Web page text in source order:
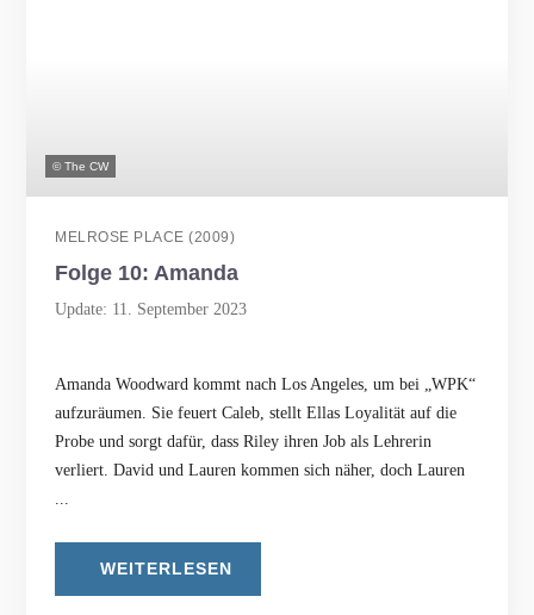
© The CW
MELROSE PLACE (2009)
Folge 10: Amanda
Update: 11. September 2023
Amanda Woodward kommt nach Los Angeles, um bei „WPK“
aufzuräumen. Sie feuert Caleb, stellt Ellas Loyalität auf die
Probe und sorgt dafür, dass Riley ihren Job als Lehrerin
verliert. David und Lauren kommen sich näher, doch Lauren
...
WEITERLESEN